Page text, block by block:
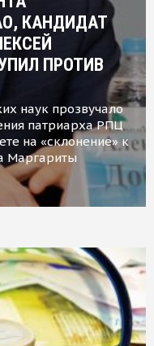
КАНДИДАТ
ПРОТИВ
наук прозвучало
патриарха РПЦ
на «склонение» к
Маргариты